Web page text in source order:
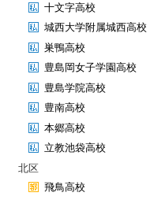
十文字高校
城西大学附属城西高校
巣鴨高校
豊島岡女子学園高校
豊島学院高校
豊南高校
本郷高校
立教池袋高校
北区
飛鳥高校